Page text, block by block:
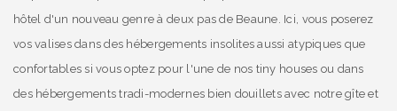
hôtel d'un nouveau genre à deux pas de Beaune. Ici, vous poserez
vos valises dans des hébergements insolites aussi atypiques que
confortables si vous optez pour l'une de nos tiny houses ou dans
des hébergements tradi-modernes bien douillets avec notre gîte et